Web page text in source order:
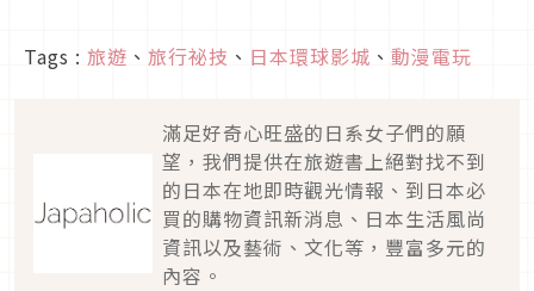
Tags : 旅遊 、 旅行祕技 、 日本環球影城 、 動漫電玩
滿足好奇心旺盛的日系女子們的願
望，我們提供在旅遊書上絕對找不到
的日本在地即時觀光情報、到日本必
買的購物資訊新消息、日本生活風尚
資訊以及藝術、文化等，豐富多元的
內容。